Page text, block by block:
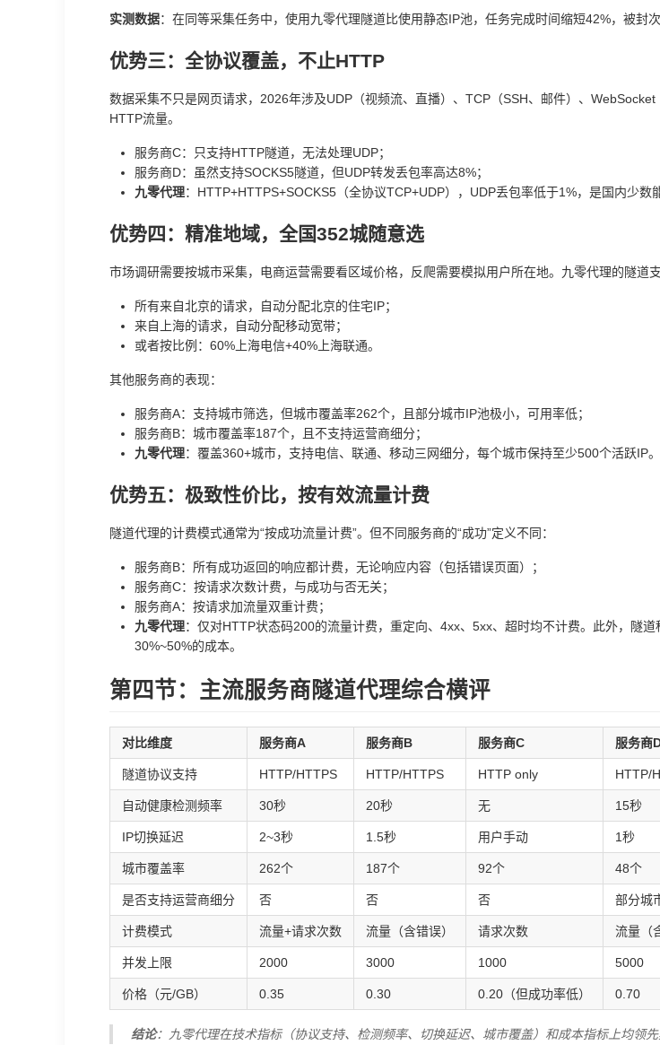
实测数据：在同等采集任务中，使用九零代理隧道比使用静态IP池，任务完成时间缩短42%，被封次
优势三：全协议覆盖，不止HTTP
数据采集不只是网页请求，2026年涉及UDP（视频流、直播）、TCP（SSH、邮件）、
HTTP流量。
服务商C：只支持HTTP隧道，无法处理UDP；
服务商D：虽然支持SOCKS5隧道，但UDP转发丢包率高达8%；
九零代理：HTTP+HTTPS+SOCKS5（全协议TCP+UDP），UDP丢包率低于1%，是国内少数
优势四：精准地域，全国352城随意选
市场调研需要按城市采集，电商运营需要看区域价格，反爬需要模拟用户所在地。九零代理的隧道
所有来自北京的请求，自动分配北京的住宅IP；
来自上海的请求，自动分配移动宽带；
或者按比例：60%上海电信+40%上海联通。
其他服务商的表现：
服务商A：支持城市筛选，但城市覆盖率262个，且部分城市IP池极小，可用率低；
服务商B：城市覆盖率187个，且不支持运营商细分；
九零代理：覆盖360+城市，支持电信、联通、移动三网细分，每个城市保持至少500个活跃IP。
优势五：极致性价比，按有效流量计费
隧道代理的计费模式通常为“按成功流量计费”。但不同服务商的“成功”定义不同：
服务商B：所有成功返回的响应都计费，无论响应内容（包括错误页面）；
服务商C：按请求次数计费，与成功与否无关；
服务商A：按请求加流量双重计费；
九零代理：仅对HTTP状态码200的流量计费，重定向、4xx、5xx、超时均不计费。此外，隧
30%~50%的成本。
第四节：主流服务商隧道代理综合横评
对比维度 服务商A 服务商B 服务商C 服务商
隧道协议支持 HTTP/HTTPS HTTP/HTTPS HTTP only HTTP/
自动健康检测频率 30秒 20秒 无 15秒
IP切换延迟 2~3秒 1.5秒 用户手动 1秒
城市覆盖率 262个 187个 92个 48个
是否支持运营商细分 否 否 否 部分城
计费模式 流量+请求次数 流量（含错误） 请求次数 流量（
并发上限 2000 3000 1000 5000
价格（元/GB） 0.35 0.30 0.20（但成功率低） 0.70
结论：九零代理在技术指标（协议支持、检测频率、切换延迟、城市覆盖）和成本指标上均领